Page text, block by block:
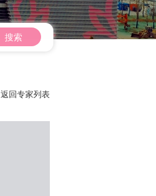
搜索
返回专家列表